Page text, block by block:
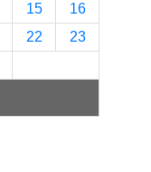
15
16
22
23